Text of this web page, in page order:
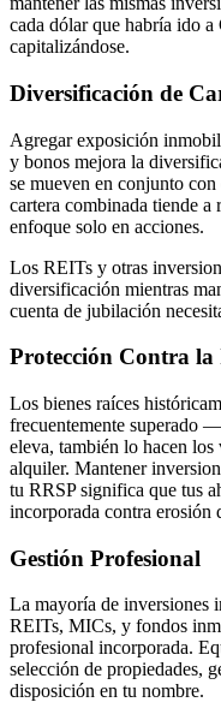
cada dólar que habría ido
capitalizándose.
Diversificación de
Agregar exposición
y bonos mejora la
se mueven en conjunto
cartera combinada tiende
enfoque solo en acciones.
Los REITs y otras
diversificación mientras
cuenta de jubilación
Protección Contra
Los bienes raíces
frecuentemente superado
eleva, también lo hacen
alquiler. Mantener
tu RRSP significa que tus
incorporada contra erosión
Gestión Profesional
La mayoría de inversiones
REITs, MICs, y fondos
profesional incorporada.
selección de propiedades,
disposición en tu nombre.